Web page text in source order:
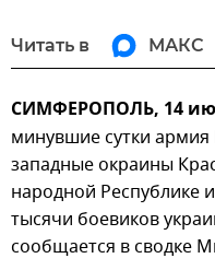
Читать в МАКС
СИМФЕРОПОЛЬ, 14
минувшие сутки
западные окраины
народной Республике
тысячи боевиков
сообщается в сводке